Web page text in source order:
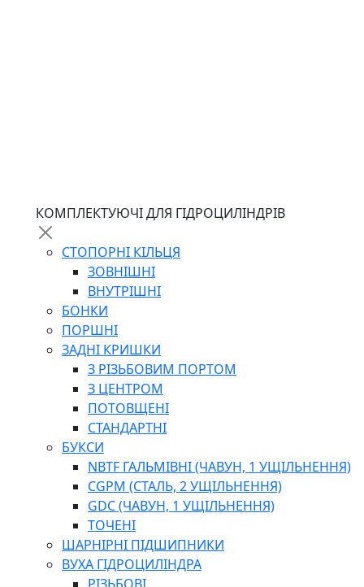
КОМПЛЕКТУЮЧІ ДЛЯ ГІДРОЦИЛІНДРІВ
СТОПОРНІ КІЛЬЦЯ
ЗОВНІШНІ
ВНУТРІШНІ
БОНКИ
ПОРШНІ
ЗАДНІ КРИШКИ
З РІЗЬБОВИМ ПОРТОМ
З ЦЕНТРОМ
ПОТОВЩЕНІ
СТАНДАРТНІ
БУКСИ
NBTF ГАЛЬМІВНІ (ЧАВУН, 1 УЩІЛЬНЕННЯ)
CGPM (СТАЛЬ, 2 УЩІЛЬНЕННЯ)
GDC (ЧАВУН, 1 УЩІЛЬНЕННЯ)
ТОЧЕНІ
ШАРНІРНІ ПІДШИПНИКИ
ВУХА ГІДРОЦИЛІНДРА